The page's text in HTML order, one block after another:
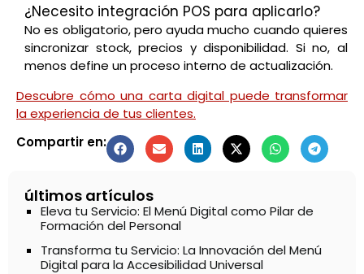
¿Necesito integración POS para aplicarlo?
No es obligatorio, pero ayuda mucho cuando quieres
sincronizar stock, precios y disponibilidad. Si no, al
menos define un proceso interno de actualización.
Descubre cómo una carta digital puede transformar
la experiencia de tus clientes.
Compartir en:
últimos artículos
Eleva tu Servicio: El Menú Digital como Pilar de
Formación del Personal
Transforma tu Servicio: La Innovación del Menú
Digital para la Accesibilidad Universal